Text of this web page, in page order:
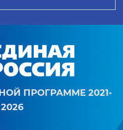
ПРОГРАММЕ 2021-
2026